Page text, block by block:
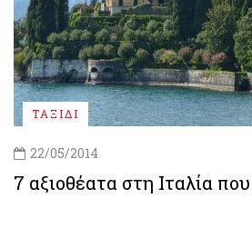
ΤΑΞΙΔΙ
22/05/2014
7 αξιοθέατα στη Ιταλία